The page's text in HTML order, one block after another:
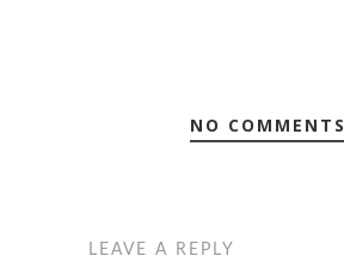
NO COMMENTS
LEAVE A REPLY